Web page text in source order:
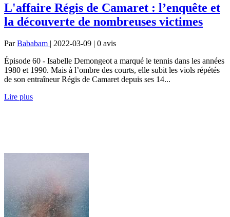
L'affaire Régis de Camaret : l’enquête et
la découverte de nombreuses victimes
ParBababam | 2022-03-09 | 0 avis
Épisode 60 - Isabelle Demongeot a marqué le tennis dans les années
1980 et 1990. Mais à l’ombre des courts, elle subit les viols répétés
de son entraîneur Régis de Camaret depuis ses 14...
Lire plus